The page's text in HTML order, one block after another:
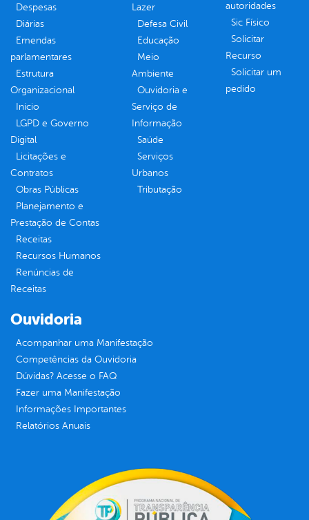
Despesas
Diárias
Emendas
parlamentares
Estrutura
Organizacional
Inicio
LGPD e Governo
Digital
Licitações e
Contratos
Obras Públicas
Planejamento e
Prestação de Contas
Receitas
Recursos Humanos
Renúncias de
Receitas
Lazer
Defesa Civil
Educação
Meio
Ambiente
Ouvidoria e
Serviço de
Informação
Saúde
Serviços
Urbanos
Tributação
autoridades
Sic Físico
Solicitar
Recurso
Solicitar um
pedido
Ouvidoria
Acompanhar uma Manifestação
Competências da Ouvidoria
Dúvidas? Acesse o FAQ
Fazer uma Manifestação
Informações Importantes
Relatórios Anuais